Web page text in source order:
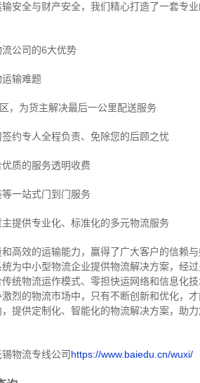
安全与财产安全，我们精心打造了一套专
公司的6大优势
输难题
，为货主解决最后一公里配送服务
约专人全程负责、免除您的后顾之忧
质的服务透明收费
等一站式门到门服务
提供专业化、标准化的多元物流服务
高效的运输能力，赢得了广大客户的信赖与
为中小型物流企业提供物流解决方案，经
统物流运作模式、零担快运网络和信息化
烈的物流市场中，只有不断创新和优化，
提供定制化、智能化的物流解决方案，助
物流专线公司https://www.baiedu.cn/wuxi/